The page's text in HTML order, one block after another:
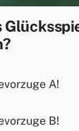
A!
B!